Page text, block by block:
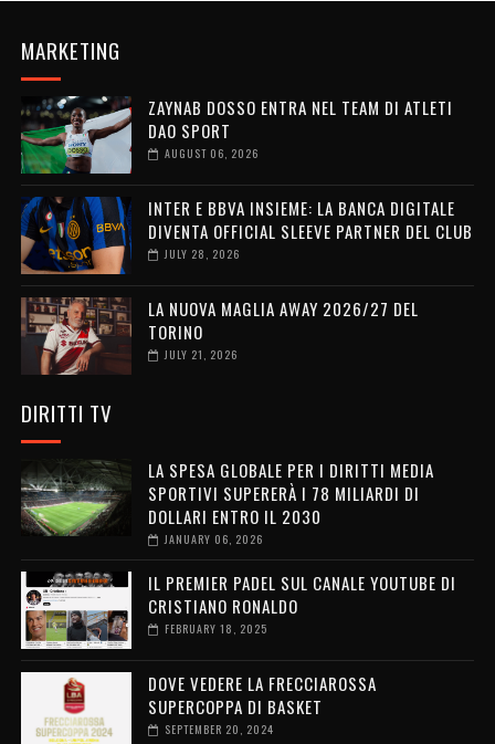
MARKETING
ZAYNAB DOSSO ENTRA NEL TEAM DI ATLETI
DAO SPORT
AUGUST 06, 2026
INTER E BBVA INSIEME: LA BANCA DIGITALE
DIVENTA OFFICIAL SLEEVE PARTNER DEL CLUB
JULY 28, 2026
LA NUOVA MAGLIA AWAY 2026/27 DEL
TORINO
JULY 21, 2026
DIRITTI TV
LA SPESA GLOBALE PER I DIRITTI MEDIA
SPORTIVI SUPERERÀ I 78 MILIARDI DI
DOLLARI ENTRO IL 2030
JANUARY 06, 2026
IL PREMIER PADEL SUL CANALE YOUTUBE DI
CRISTIANO RONALDO
FEBRUARY 18, 2025
DOVE VEDERE LA FRECCIAROSSA
SUPERCOPPA DI BASKET
SEPTEMBER 20, 2024